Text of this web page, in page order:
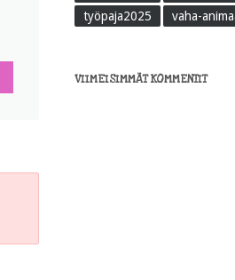
työpaja2025
vaha-
VIIMEISIMMÄT KOMMENTIT